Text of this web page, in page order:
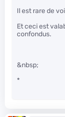
Il est rare de
Et ceci est
confondus.
&nbsp;
*